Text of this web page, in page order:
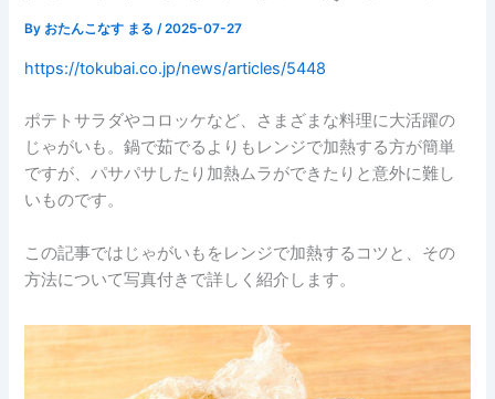
By おたんこなす まる/2025-07-27
https://tokubai.co.jp/news/articles/5448
ポテトサラダやコロッケなど、さまざまな料理に大活躍の
じゃがいも。鍋で茹でるよりもレンジで加熱する方が簡単
ですが、パサパサしたり加熱ムラができたりと意外に難し
いものです。
この記事ではじゃがいもをレンジで加熱するコツと、その
方法について写真付きで詳しく紹介します。